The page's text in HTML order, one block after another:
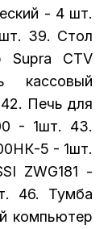
- 4 шт.
39. Стол
Supra CTV
Печь для
- 1шт. 43.
5 - 1шт.
ZWG181 -
46. Тумба
компьютер